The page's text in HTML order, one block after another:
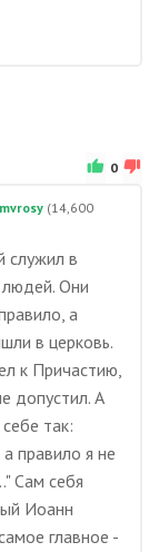
0
(14,600
служил в
Они
а
в церковь.
к Причастию,
допустил. А
так:
правило я не
Сам себя
Иоанн
главное -